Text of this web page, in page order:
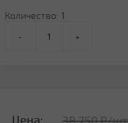
Количество: 1
- +
Цена: 38 750 Р/шт